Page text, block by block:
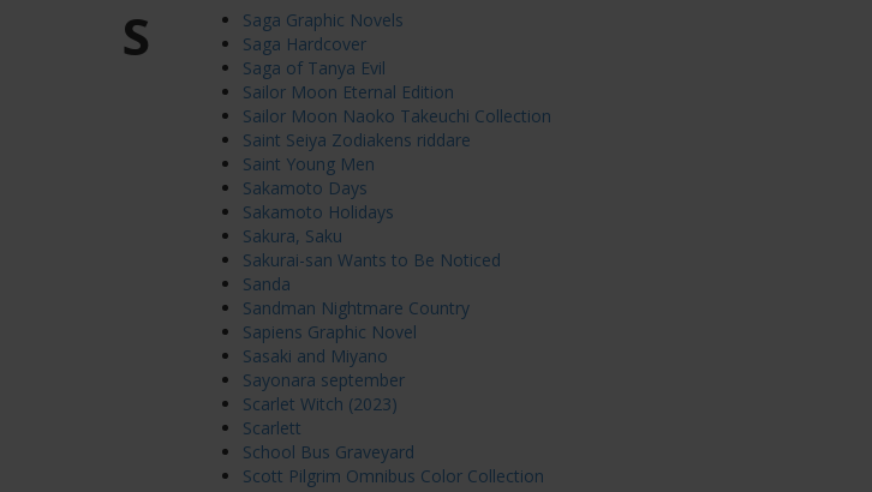
S
Saga Graphic Novels
Saga Hardcover
Saga of Tanya Evil
Sailor Moon Eternal Edition
Sailor Moon Naoko Takeuchi Collection
Saint Seiya Zodiakens riddare
Saint Young Men
Sakamoto Days
Sakamoto Holidays
Sakura, Saku
Sakurai-san Wants to Be Noticed
Sanda
Sandman Nightmare Country
Sapiens Graphic Novel
Sasaki and Miyano
Sayonara september
Scarlet Witch (2023)
Scarlett
School Bus Graveyard
Scott Pilgrim Omnibus Color Collection